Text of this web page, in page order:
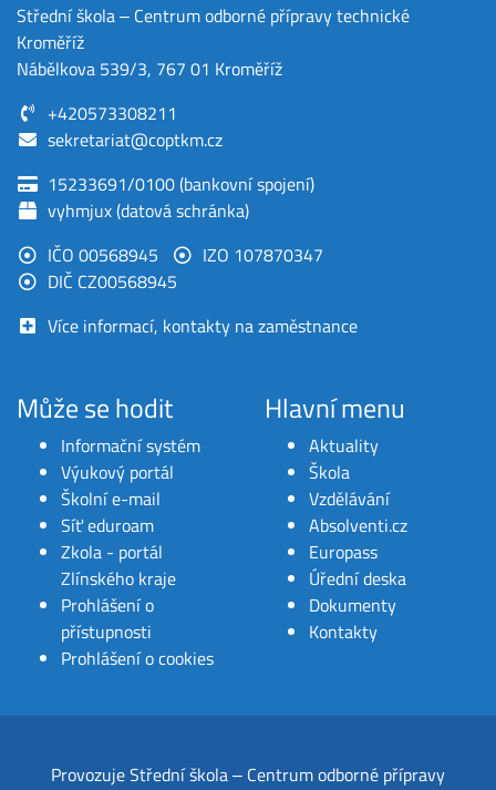
Střední škola ‒ Centrum odborné přípravy technické
Kroměříž
Nábělkova 539/3, 767 01 Kroměříž
+420573308211
sekretariat@coptkm.cz
15233691/0100 (bankovní spojení)
vyhmjux (datová schránka)
IČO 00568945
IZO 107870347
DIČ CZ00568945
Více informací, kontakty na zaměstnance
Může se hodit
Informační systém
Výukový portál
Školní e-mail
Síť eduroam
Zkola - portál
Zlínského kraje
Prohlášení o
přístupnosti
Prohlášení o cookies
Hlavní menu
Aktuality
Škola
Vzdělávání
Absolventi.cz
Europass
Úřední deska
Dokumenty
Kontakty
ProvozujeStřední škola ‒ Centrum odborné přípravy